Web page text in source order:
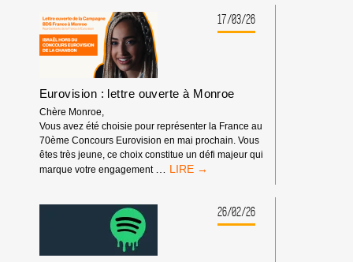
LE
PROGRÈS
HUMAIN,
PARTENAIRE
DE
FESTIVALS
17/03/26
Eurovision : lettre ouverte à Monroe
Chère Monroe,
Vous avez été choisie pour représenter la France au
70ème Concours Eurovision en mai prochain. Vous
êtes très jeune, ce choix constitue un défi majeur qui
marque votre engagement … EUROVISION
OUVERTE26/02/26